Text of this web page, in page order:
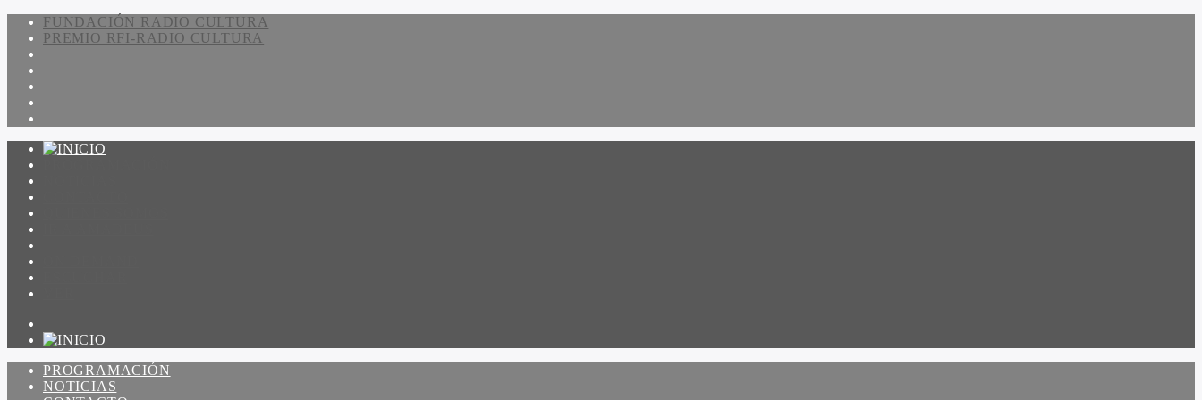
FUNDACIÓN RADIO CULTURA
PREMIO RFI-RADIO CULTURA
PROGRAMACIÓN
NOTICIAS